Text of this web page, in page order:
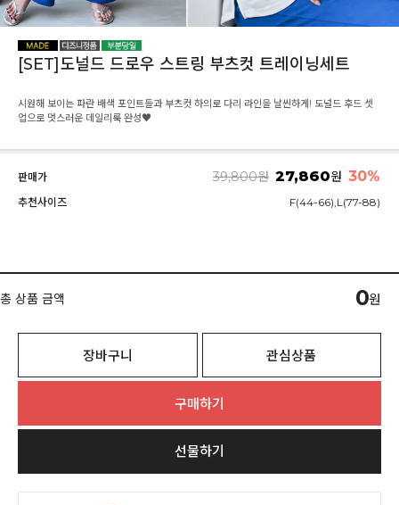
[SET]도널드 드로우 스트링 부츠컷 트레이닝세트
시원해 보이는 파란 배색 포인트들과 부츠컷 하의로 다리 라인을 날씬하게! 도널드 후드 셋
업으로 멋스러운 데일리룩 완성♥
판매가 39,800원 27,860원 30%
추천사이즈 F(44-66),L(77-88)
총 상품 금액 0원
장바구니 관심상품
구매하기
선물하기